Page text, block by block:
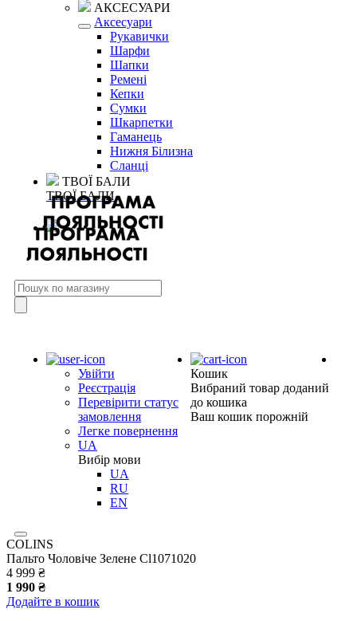
АКСЕСУАРИ
Аксесуари
Рукавички
Шарфи
Шапки
Ремені
Кепки
Сумки
Шкарпетки
Гаманець
Нижня Білизна
Сланці
ТВОЇ БАЛИ
ТВОЇ БАЛИ
Увійти
Реєстрація
Перевірити статус
замовлення
Легке повернення
UA
Вибір мови
UA
RU
EN
Кошик
Вибраний товар доданий
до кошика
Ваш кошик порожній
COLINS
Пальто Чоловіче Зелене Cl1071020
4 999 ₴
1 990 ₴
Додайте в кошик